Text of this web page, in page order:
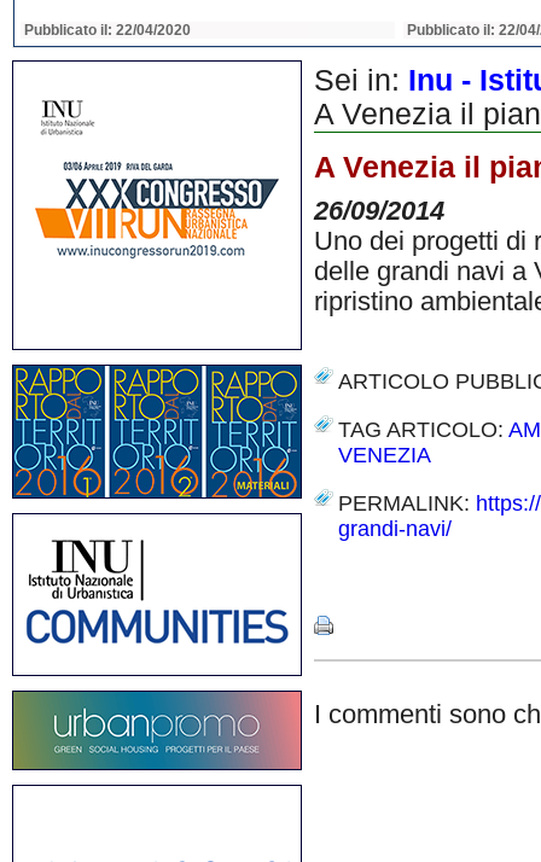
Pubblicato il: 22/04/2020 Pubblicato il: 22/
Sei in: Inu -
A Venezia il
A Venezia il
26/09/2014
Uno dei progetti di
delle grandi navi a
ripristino
ARTICOLO
TAG ARTICOLO:
VENEZIA
PERMALINK:
grandi-navi/
I commenti sono